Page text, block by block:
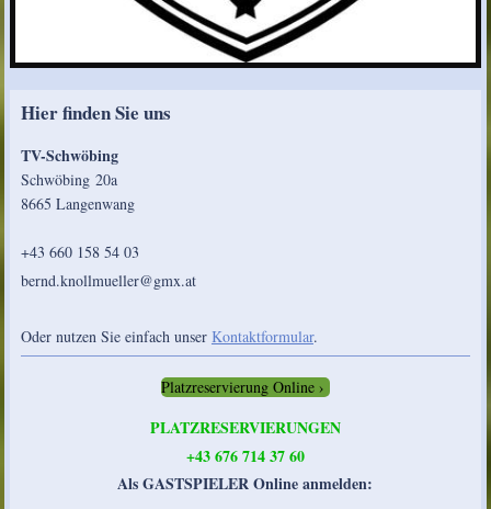
Hier finden Sie uns
TV-Schwöbing
Schwöbing 20a
8665 Langenwang
+43 660 158 54 03
bernd.knollmueller@gmx.at
Oder nutzen Sie einfach unser Kontaktformular.
Platzreservierung Online
PLATZRESERVIERUNGEN
+43 676 714 37 60
Als GASTSPIELER Online anmelden: